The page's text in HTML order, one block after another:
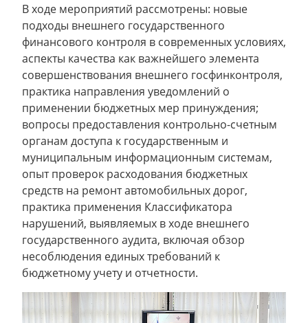
В ходе мероприятий рассмотрены: новые
подходы внешнего государственного
финансового контроля в современных условиях,
аспекты качества как важнейшего элемента
совершенствования внешнего госфинконтроля,
практика направления уведомлений о
применении бюджетных мер принуждения;
вопросы предоставления контрольно-счетным
органам доступа к государственным и
муниципальным информационным системам,
опыт проверок расходования бюджетных
средств на ремонт автомобильных дорог,
практика применения Классификатора
нарушений, выявляемых в ходе внешнего
государственного аудита, включая обзор
несоблюдения единых требований к
бюджетному учету и отчетности.